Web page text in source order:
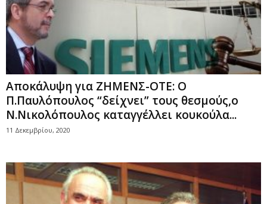
Αποκάλυψη για ΖΗΜΕΝΣ-ΟΤΕ: Ο
Π.Παυλόπουλος “δείχνει” τους θεσμούς,ο
Ν.Νικολόπουλος καταγγέλλει κουκούλα...
11 Δεκεμβρίου, 2020